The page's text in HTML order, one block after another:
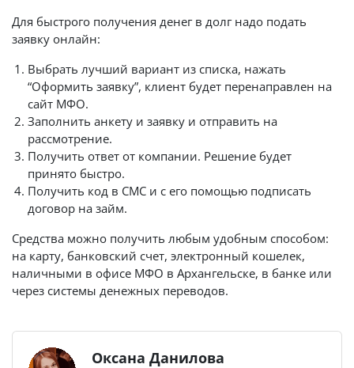
Для быстрого получения денег в долг надо подать
заявку онлайн:
Выбрать лучший вариант из списка, нажать
“Оформить заявку”, клиент будет перенаправлен на
сайт МФО.
Заполнить анкету и заявку и отправить на
рассмотрение.
Получить ответ от компании. Решение будет
принято быстро.
Получить код в СМС и с его помощью подписать
договор на займ.
Средства можно получить любым удобным способом:
на карту, банковский счет, электронный кошелек,
наличными в офисе МФО в Архангельске, в банке или
через системы денежных переводов.
Оксана Данилова